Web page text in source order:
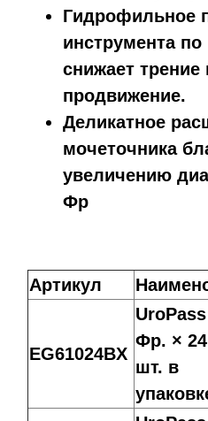
Гидрофильное
инструмента
снижает трение
продвижение.
Деликатное
мочеточника
увеличению
Фр
Артикул
EG61024BX
Фр. ×
шт. в